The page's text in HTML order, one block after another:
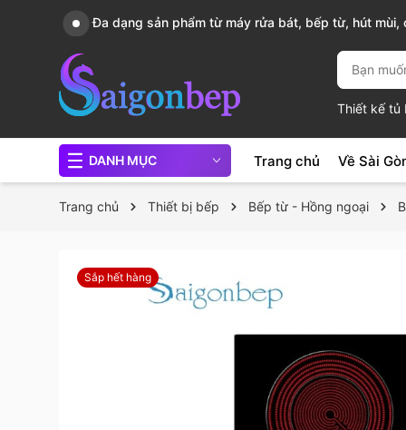
Đa dạng sản phẩm từ máy rửa bát, bếp từ, hút mùi,
Thiết kế tủ
DANH MỤC Trang chủ Về Sài
Trang chủ Thiết bị bếp Bếp từ - Hồng ngoại
Sắp hết hàng